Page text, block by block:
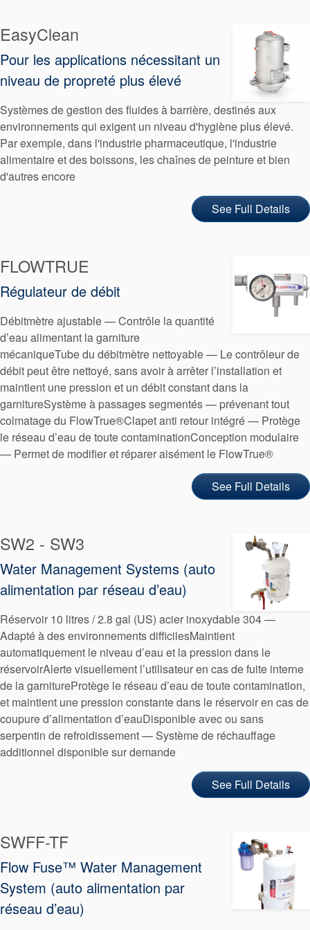
tresses
d’étanchéité
Système de
support de
joint
joints
Localisations
Actualités
Durabilité
Académie
Brochures produits
Vidéo
EasyClean
Pour les applications nécessitant un
niveau de propreté plus élevé
Systèmes de gestion des fluides à barrière, destinés aux
environnements qui exigent un niveau d'hygiène plus élevé.
Par exemple, dans l'industrie pharmaceutique, l'industrie
alimentaire et des boissons, les chaînes de peinture et bien
d'autres encore
See Full Details
FLOWTRUE
Régulateur de débit
Débitmètre ajustable — Contrôle la quantité
d’eau alimentant la garniture
mécaniqueTube du débitmètre nettoyable — Le contrôleur de
débit peut être nettoyé, sans avoir à arrêter l’installation et
maintient une pression et un débit constant dans la
garnitureSystème à passages segmentés — prévenant tout
colmatage du FlowTrue®Clapet anti retour intégré — Protège
le réseau d’eau de toute contaminationConception modulaire
— Permet de modifier et réparer aisément le FlowTrue®
See Full Details
SW2 - SW3
Water Management Systems (auto
alimentation par réseau d’eau)
Réservoir 10 litres / 2.8 gal (US) acier inoxydable 304 —
Adapté à des environnements difficilesMaintient
automatiquement le niveau d’eau et la pression dans le
réservoirAlerte visuellement l’utilisateur en cas de fuite interne
de la garnitureProtège le réseau d’eau de toute contamination,
et maintient une pression constante dans le réservoir en cas de
coupure d’alimentation d’eauDisponible avec ou sans
serpentin de refroidissement — Système de réchauffage
additionnel disponible sur demande
See Full Details
SWFF-TF
Flow Fuse™ Water Management
System (auto alimentation par
réseau d’eau)